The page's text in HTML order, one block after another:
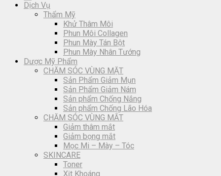
Dịch Vụ
Thẩm Mỹ
Khử Thâm Môi
Phun Môi Collagen
Phun Mày Tán Bột
Phun Mày Nhân Tướng
Dược Mỹ Phẩm
CHĂM SÓC VÙNG MẶT
Sản Phẩm Giảm Mụn
Sản Phẩm Giảm Nám
Sản phẩm Chống Nắng
Sản phẩm Chống Lão Hóa
CHĂM SÓC VÙNG MẮT
Giảm thâm mắt
Giảm bọng mắt
Mọc Mi – Mày – Tóc
SKINCARE
Toner
Xịt Khoáng